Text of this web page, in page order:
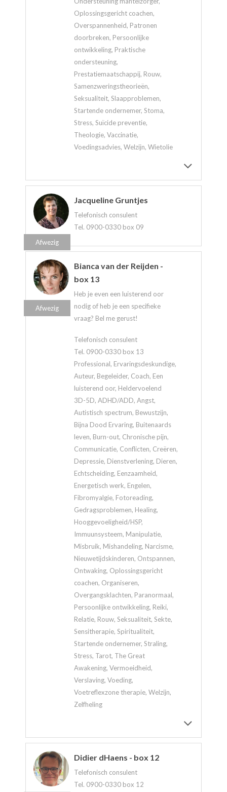
Oplossingsgericht coachen,
Overspannenheid, Patronen
doorbreken, Persoonlijke
ontwikkeling, Praktische
ondersteuning,
Prestatiemaatschappij, Rouw,
Samenzweringstheorieën,
Seksualiteit, Slaapproblemen,
Startende ondernemer, Stoma,
Stress, Suïcide preventie,
Theologie, Vaccinatie,
Voedingsadvies, Welzijn, Wietolie
Jacqueline Gruntjes
Telefonisch consulent
Tel. 0900-0330 box 09
Afwezig
Bianca van der Reijden -
box 13
Heb je even een luisterend oor
nodig of heb je een specifieke
vraag? Bel me gerust!
Telefonisch consulent
Tel. 0900-0330 box 13
Professional, Ervaringsdeskundige,
Auteur, Begeleider, Coach, Een
luisterend oor, Heldervoelend
3D-5D, ADHD/ADD, Angst,
Autistisch spectrum, Bewustzijn,
Bijna Dood Ervaring, Buitenaards
leven, Burn-out, Chronische pijn,
Communicatie, Conflicten, Creëren,
Depressie, Dienstverlening, Dieren,
Echtscheiding, Eenzaamheid,
Energetisch werk, Engelen,
Fibromyalgie, Fotoreading,
Gedragsproblemen, Healing,
Hooggevoeligheid/HSP,
Immuunsysteem, Manipulatie,
Misbruik, Mishandeling, Narcisme,
Nieuwetijdskinderen, Ontspannen,
Ontwaking, Oplossingsgericht
coachen, Organiseren,
Overgangsklachten, Paranormaal,
Persoonlijke ontwikkeling, Reiki,
Relatie, Rouw, Seksualiteit, Sekte,
Sensitherapie, Spiritualiteit,
Startende ondernemer, Straling,
Stress, Tarot, The Great
Awakening, Vermoeidheid,
Verslaving, Voeding,
Voetreflexzone therapie, Welzijn,
Zelfheling
Afwezig
Didier dHaens - box 12
Telefonisch consulent
Tel. 0900-0330 box 12